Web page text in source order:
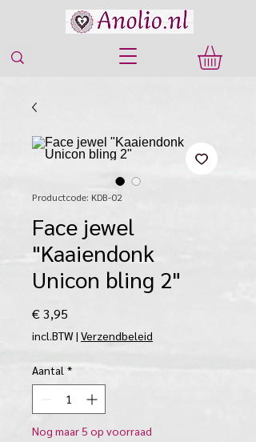
Productcode: KDB-02
Face jewel
"Kaaiendonk
Unicon bling 2"
€ 3,95
incl.BTW| Verzendbeleid
Aantal *
Nog maar 5 op voorraad